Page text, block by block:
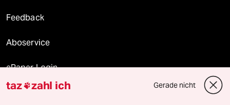
Feedback
Aboservice
ePaper Login
Downloads für Abonnierende
taz zahl ich Gerade nicht